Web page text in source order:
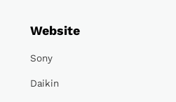
Website
Sony
Daikin